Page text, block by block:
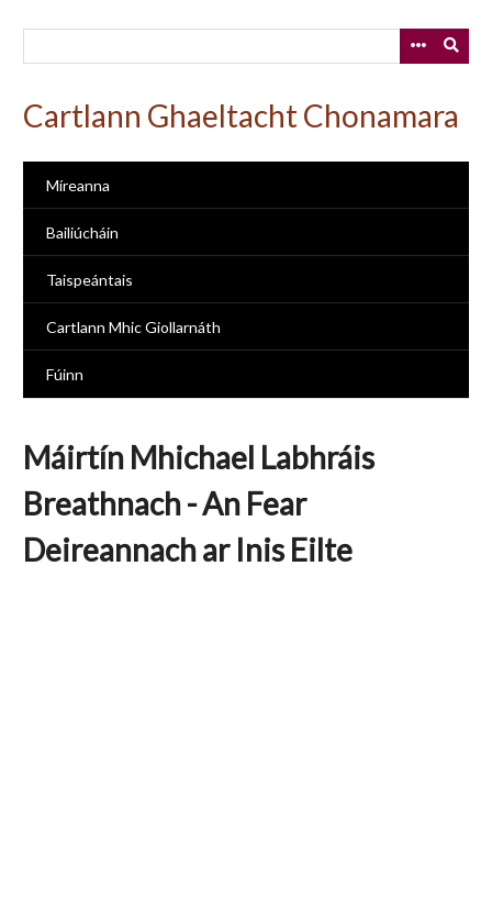
Cartlann Ghaeltacht Chonamara
Míreanna
Bailiúcháin
Taispeántais
Cartlann Mhic Giollarnáth
Fúinn
Máirtín Mhichael Labhráis
Breathnach - An Fear
Deireannach ar Inis Eilte